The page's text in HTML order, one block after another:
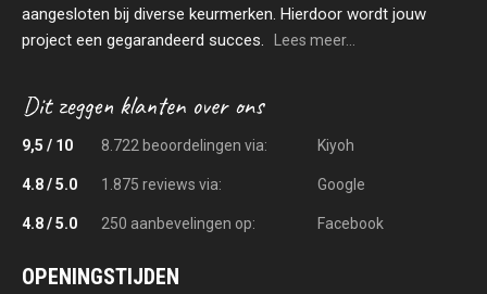
aangesloten bij diverse keurmerken. Hierdoor wordt jouw
project een gegarandeerd succes.
Lees meer...
9,5 / 10 8.722 beoordelingen via: Kiyoh
4.8 / 5.0 1.875 reviews via: Google
4.8 / 5.0 250 aanbevelingen op: Facebook
OPENINGSTIJDEN